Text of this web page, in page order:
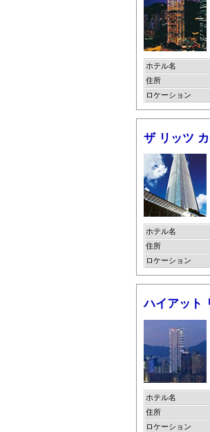
ホテル名
住所
ロケーション
ザ リッツ
ホテル名
住所
ロケーション
ハイアット
ホテル名
住所
ロケーション